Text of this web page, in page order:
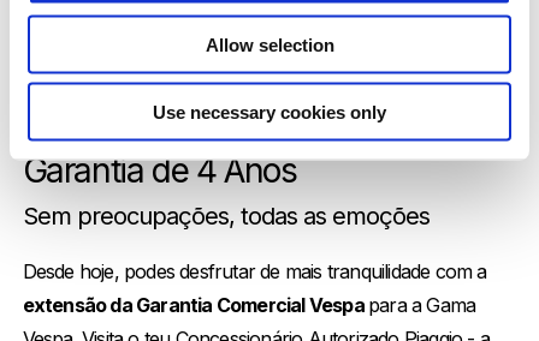
Allow selection
Use necessary cookies only
Garantia de 4 Anos
Sem preocupações, todas as emoções
Desde hoje, podes desfrutar de mais tranquilidade com a
extensão da Garantia Comercial Vespa para a Gama